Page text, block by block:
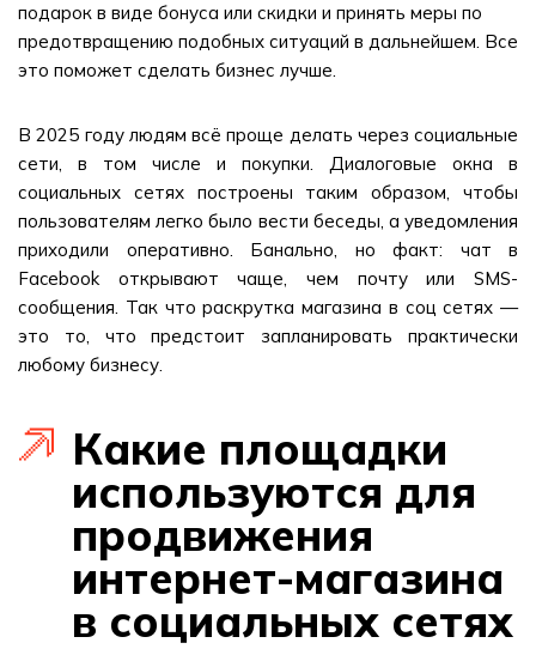
подарок в виде бонуса или скидки и принять меры по
предотвращению подобных ситуаций в дальнейшем. Все
это поможет сделать бизнес лучше.
В 2025 году людям всё проще делать через социальные
сети, в том числе и покупки. Диалоговые окна в
социальных сетях построены таким образом, чтобы
пользователям легко было вести беседы, а уведомления
приходили оперативно. Банально, но факт: чат в
Facebook открывают чаще, чем почту или SMS-
сообщения. Так что раскрутка магазина в соц сетях —
это то, что предстоит запланировать практически
любому бизнесу.
Какие площадки
используются для
продвижения
интернет-магазина
в социальных сетях